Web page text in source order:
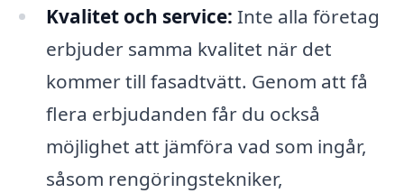
Kvalitet och service: Inte alla företag
erbjuder samma kvalitet när det
kommer till fasadtvätt. Genom att få
flera erbjudanden får du också
möjlighet att jämföra vad som ingår,
såsom rengöringstekniker,